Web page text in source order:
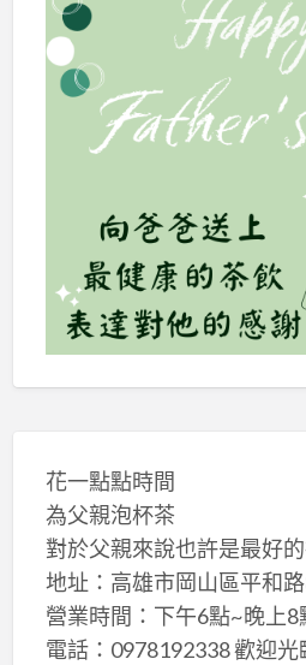
花一點點時間
為父親泡杯茶
對於父親來說也許是最好
地址：高雄市岡山區平和
營業時間：下午6點~晚上8
電話：0978192338 歡迎光